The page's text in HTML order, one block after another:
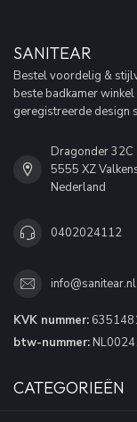
SANITEAR
Bestel voordelig &
beste badkamer winkel
geregistreerde design
Dragonder 32C
5555 XZ
Nederland
0402024112
info@sanitear.nl
KVK nummer:
btw-nummer:
CATEGORIEËN